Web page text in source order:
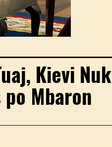
Kievi Nuk
Mbaron